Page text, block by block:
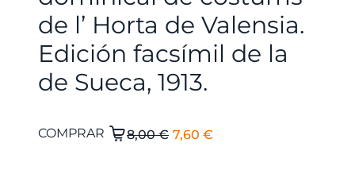
de l’ Horta de Valensia.
Edición facsímil de la
de Sueca, 1913.
8,00€ El
7,60 €
Un
COMPRAR